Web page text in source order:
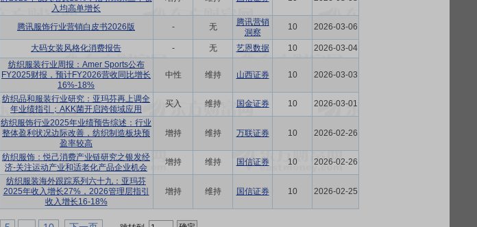
入均高单增长
腾讯服饰行业营销白皮书2026版 - 无
腾讯营销
洞察
10 2026-03-06
大码女装风格化消费报告 - 无 艺恩数据 10 2026-03-04
纺织服装行业周报：Amer Sports公布
FY2025财报，预计FY2026营收同比增长
16%-18%
中性 维持 山西证券 10 2026-03-03
纺织品和服装行业研究：亚玛芬再上调全
年业绩指引；AKK菌开启跨领域应用
买入 维持 国金证券 10 2026-03-01
纺织服饰行业2025年业绩预告综述：行业
整体盈利状况边际改善，纺织制造板块预
盈率较高
增持 维持 万联证券 10 2026-02-26
纺织服饰：悦己消费产业链研究之银发经
济-关注运动产业和适老化产品企业机会
增持 维持 国信证券 10 2026-02-26
纺织服装海外跟踪系列六十九：亚玛芬
2025年收入增长27%，2026管理层指引
收入增长16-18%
增持 维持 国信证券 10 2026-02-25